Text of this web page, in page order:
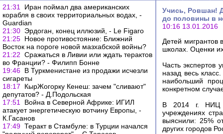
21:31
Иран поймал два американских
корабля в своих территориальных водах, -
Guardian
21:30 Эрдоган, конец иллюзий, - Le Figaro
21:25 Новое противостояние: Ближний
Восток на пороге новой мазхабской войны?
21:22 Сражаться в Ливии или ждать терактов
во Франции? - Филипп Бонне
19:46 В Туркменистане из продажи исчезли
сигареты
18:17
КырЖогорку Кенеш: зачем "сливают"
депутатов? - Д.Подольская
17:51
Война в Северной Африке: ИГИЛ
атакует энергетическую вотчину Европы, -
К.Гасанов
17:49 Теракт в Стамбуле: в Турции начался
Учись, Ровшан!
до половины в
10:16 13.01.2016
Детей мигрантов
школах. Оценки
Часть экспертов
назад весь
наибольший
конкретном
В 2014 г. НИЦ
учреждениях
выяснили: 25%
других городов